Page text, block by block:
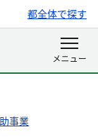
都全体で探す
事業